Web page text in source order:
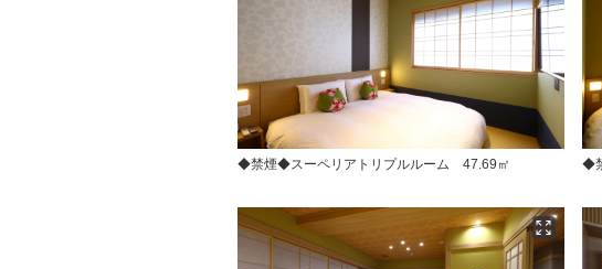
◆禁煙◆スーペリアトリプルルーム 47.69㎡ ◆